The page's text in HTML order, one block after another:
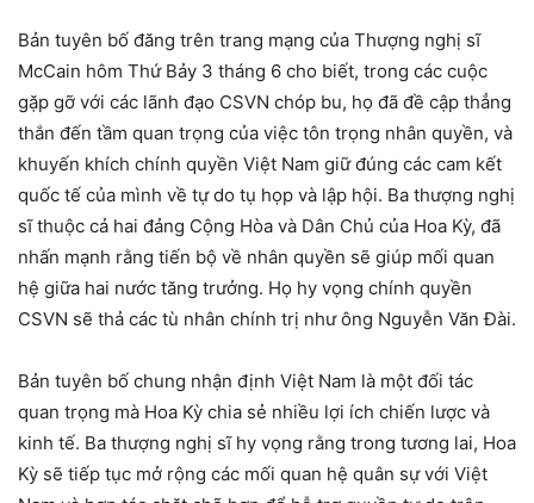
Bản tuyên bố đăng trên trang mạng của Thượng nghị sĩ
McCain hôm Thứ Bảy 3 tháng 6 cho biết, trong các cuộc
gặp gỡ với các lãnh đạo CSVN chóp bu, họ đã đề cập thẳng
thắn đến tầm quan trọng của việc tôn trọng nhân quyền, và
khuyến khích chính quyền Việt Nam giữ đúng các cam kết
quốc tế của mình về tự do tụ họp và lập hội. Ba thượng nghị
sĩ thuộc cả hai đảng Cộng Hòa và Dân Chủ của Hoa Kỳ, đã
nhấn mạnh rằng tiến bộ về nhân quyền sẽ giúp mối quan
hệ giữa hai nước tăng trưởng. Họ hy vọng chính quyền
CSVN sẽ thả các tù nhân chính trị như ông Nguyễn Văn Đài.
Bản tuyên bố chung nhận định Việt Nam là một đối tác
quan trọng mà Hoa Kỳ chia sẻ nhiều lợi ích chiến lược và
kinh tế. Ba thượng nghị sĩ hy vọng rằng trong tương lai, Hoa
Kỳ sẽ tiếp tục mở rộng các mối quan hệ quân sự với Việt